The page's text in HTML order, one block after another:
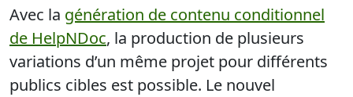
Avec la génération de contenu conditionnel
de HelpNDoc, la production de plusieurs
variations d’un même projet pour différents
publics cibles est possible. Le nouvel